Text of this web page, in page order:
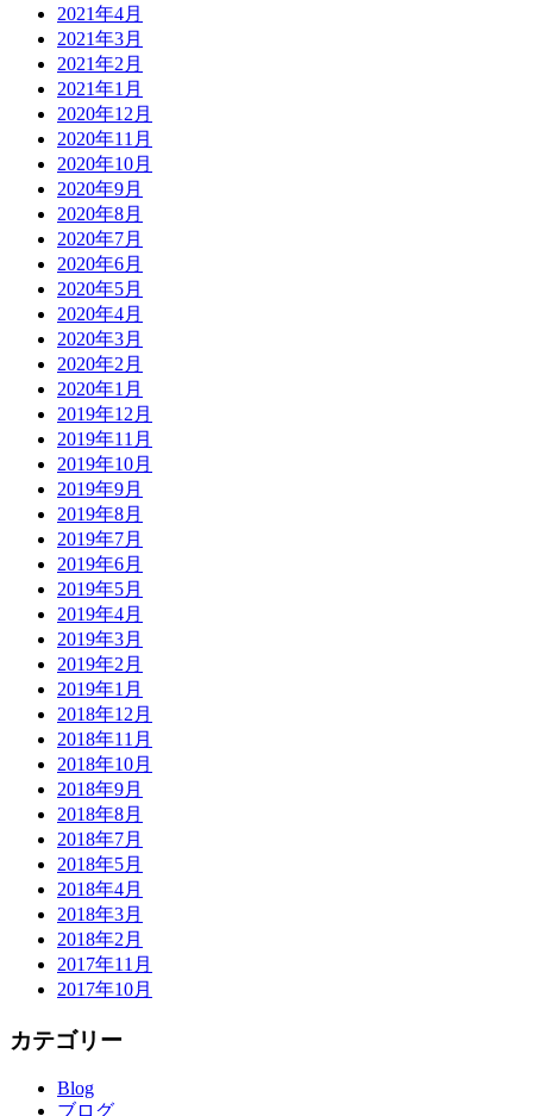
2021年4月
2021年3月
2021年2月
2021年1月
2020年12月
2020年11月
2020年10月
2020年9月
2020年8月
2020年7月
2020年6月
2020年5月
2020年4月
2020年3月
2020年2月
2020年1月
2019年12月
2019年11月
2019年10月
2019年9月
2019年8月
2019年7月
2019年6月
2019年5月
2019年4月
2019年3月
2019年2月
2019年1月
2018年12月
2018年11月
2018年10月
2018年9月
2018年8月
2018年7月
2018年5月
2018年4月
2018年3月
2018年2月
2017年11月
2017年10月
カテゴリー
Blog
ブログ